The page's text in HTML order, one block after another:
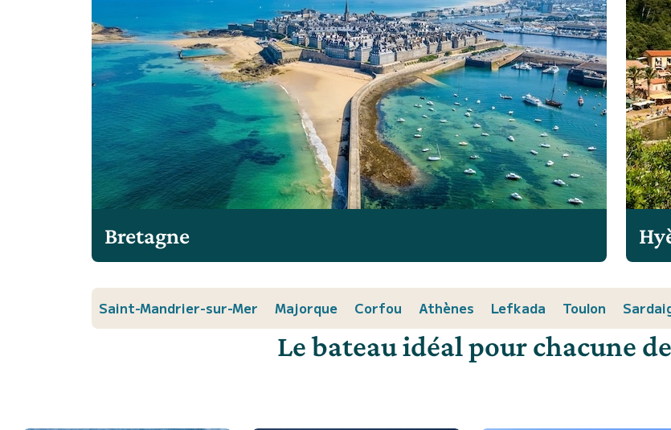
Bretagne
Saint-Mandrier-sur-Mer Majorque Corfou Athènes Lefkada Toulon
Le bateau idéal pour chacune